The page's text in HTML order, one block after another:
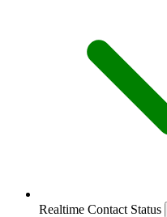
Realtime Contact Status